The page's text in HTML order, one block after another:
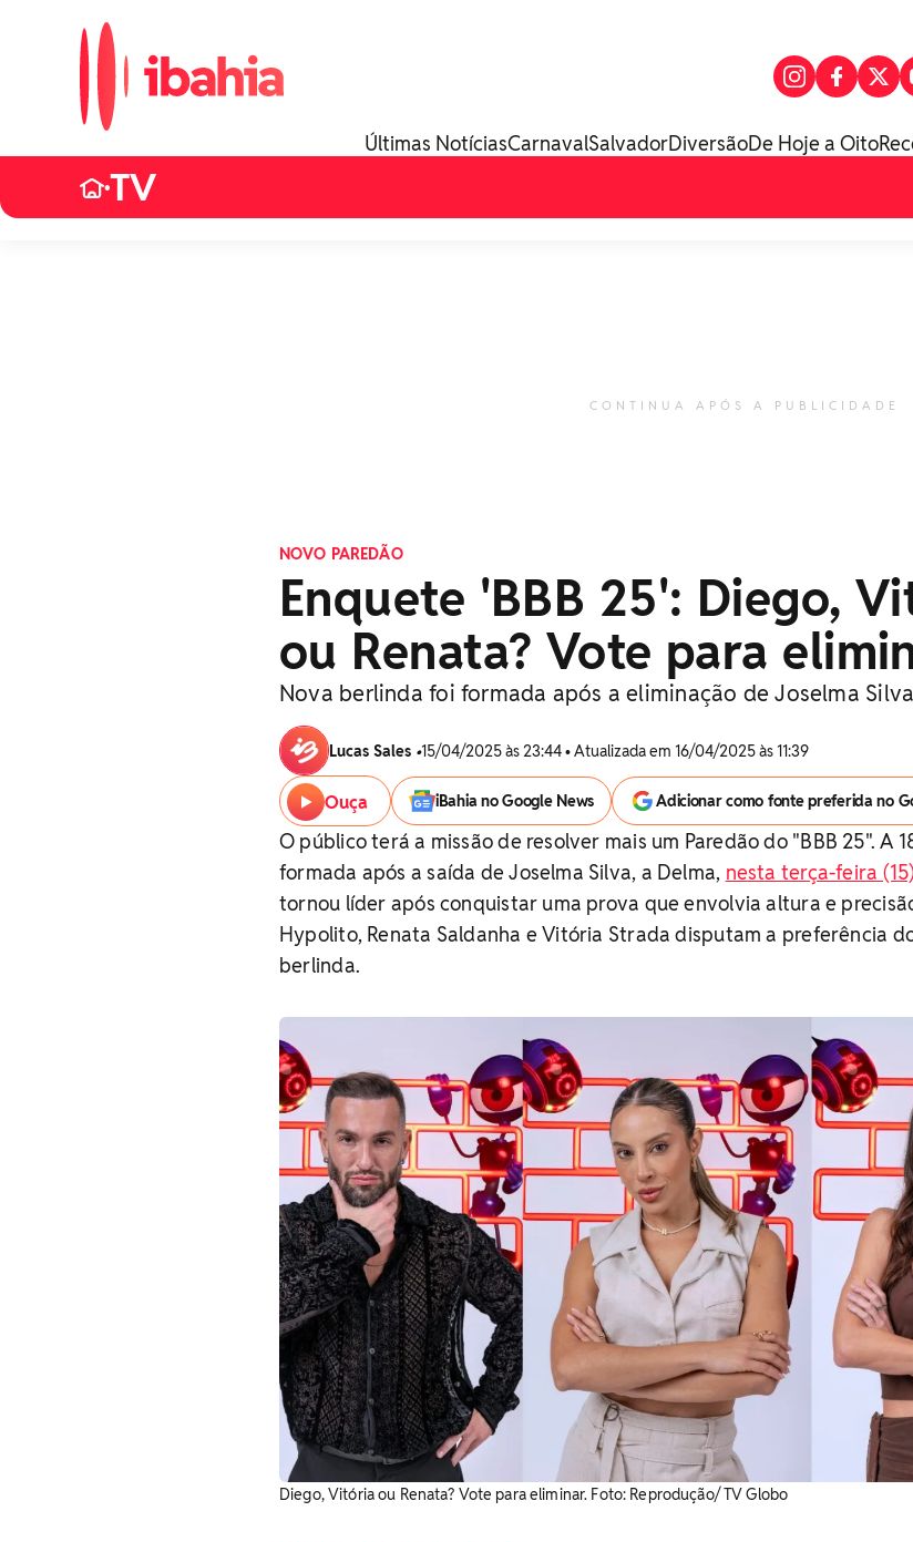
Últimas NotíciasCarnavalSalvadorDiversãoDe Hoje a Oito
•TV
CONTINUA APÓS A PUBLICIDADE
NOVO PAREDÃO
Enquete 'BBB 25': Diego,
ou Renata? Vote para
Nova berlinda foi formada após a eliminação de Joselma
Lucas Sales •15/04/2025 às 23:44 • Atualizada em 16/04/2025 às 11:39
Ouça iBahia no Google News Adicionar como fonte preferida no
O público terá a missão de resolver mais um Paredão do "BBB 25". A
formada após a saída de Joselma Silva, a Delma, nesta terça-feira
tornou líder após conquistar uma prova que envolvia altura e
Hypolito, Renata Saldanha e Vitória Strada disputam a preferência
berlinda.
Diego, Vitória ou Renata? Vote para eliminar. Foto: Reprodução/ TV Globo